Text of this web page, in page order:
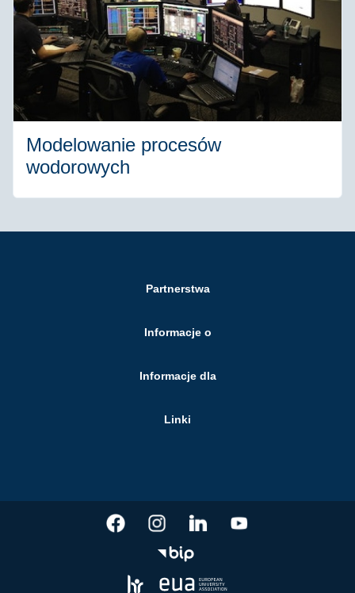
Modelowanie procesów
wodorowych
Partnerstwa
Informacje o
Informacje dla
Linki